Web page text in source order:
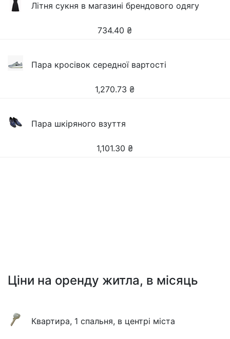
Літня сукня в магазині брендового одягу
734.40 ₴
Пара кросівок середної вартості
1,270.73 ₴
Пара шкіряного взуття
1,101.30 ₴
Ціни на оренду житла, в місяць
Квартира, 1 спальня, в центрі міста